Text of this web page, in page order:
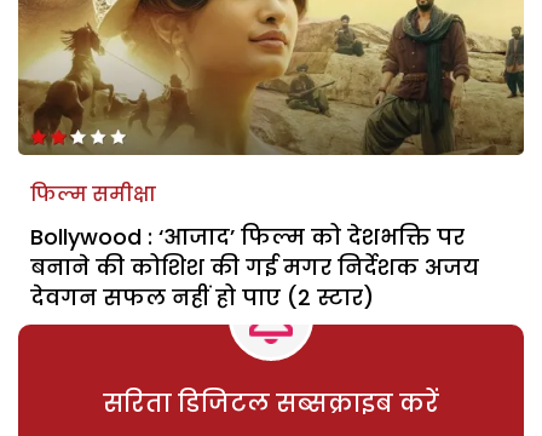
फिल्म समीक्षा
Bollywood : ‘आजाद’ फिल्म को देशभक्ति पर
बनाने की कोशिश की गई मगर निर्देशक अजय
देवगन सफल नहीं हो पाए (2 स्टार)
सरिता डिजिटल सब्सक्राइब करें